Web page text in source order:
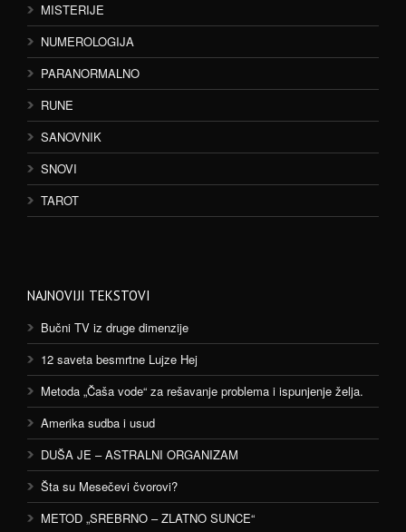
MISTERIJE
NUMEROLOGIJA
PARANORMALNO
RUNE
SANOVNIK
SNOVI
TAROT
NAJNOVIJI TEKSTOVI
Bučni TV iz druge dimenzije
12 saveta besmrtne Lujze Hej
Metoda „Čaša vode“ za rešavanje problema i ispunjenje želja.
Amerika sudba i usud
DUŠA JE – ASTRALNI ORGANIZAM
Šta su Mesečevi čvorovi?
METOD „SREBRNO – ZLATNO SUNCE“